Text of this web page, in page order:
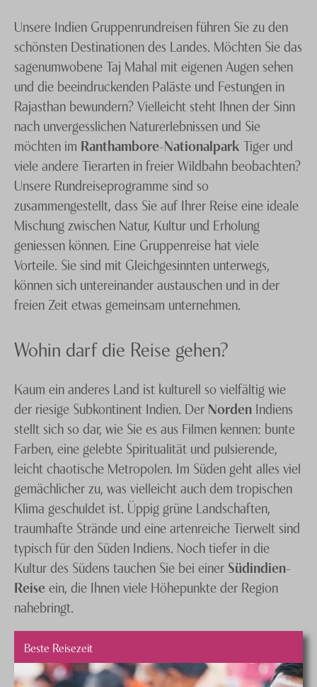
Unsere Indien Gruppenrundreisen führen Sie zu den
schönsten Destinationen des Landes. Möchten Sie das
sagenumwobene Taj Mahal mit eigenen Augen sehen
und die beeindruckenden Paläste und Festungen in
Rajasthan bewundern? Vielleicht steht Ihnen der Sinn
nach unvergesslichen Naturerlebnissen und Sie
möchten im Ranthambore-Nationalpark Tiger und
viele andere Tierarten in freier Wildbahn beobachten?
Unsere Rundreiseprogramme sind so
zusammengestellt, dass Sie auf Ihrer Reise eine ideale
Mischung zwischen Natur, Kultur und Erholung
geniessen können. Eine Gruppenreise hat viele
Vorteile. Sie sind mit Gleichgesinnten unterwegs,
können sich untereinander austauschen und in der
freien Zeit etwas gemeinsam unternehmen.
Wohin darf die Reise gehen?
Kaum ein anderes Land ist kulturell so vielfältig wie
der riesige Subkontinent Indien. Der Norden Indiens
stellt sich so dar, wie Sie es aus Filmen kennen: bunte
Farben, eine gelebte Spiritualität und pulsierende,
leicht chaotische Metropolen. Im Süden geht alles viel
gemächlicher zu, was vielleicht auch dem tropischen
Klima geschuldet ist. Üppig grüne Landschaften,
traumhafte Strände und eine artenreiche Tierwelt sind
typisch für den Süden Indiens. Noch tiefer in die
Kultur des Südens tauchen Sie bei einer Südindien-
Reise ein, die Ihnen viele Höhepunkte der Region
nahebringt.
Beste Reisezeit